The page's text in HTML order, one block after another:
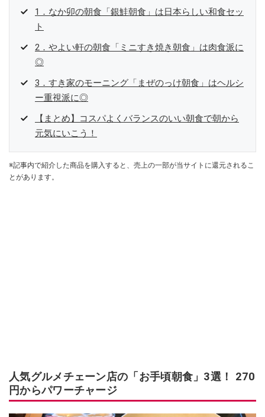
1．なか卯の朝食「銀鮭朝食」は日本らしい和食セッ
ト
2．やよい軒の朝食「ミニすき焼き朝食」は肉食派に
◎
3．すき家のモーニング「まぜのっけ朝食」はヘルシ
ー重視派に◎
【まとめ】コスパよくバランスのいい朝食で朝から
元気にいこう！
※記事内で紹介した商品を購入すると、売上の一部が当サイトに還元されるこ
とがあります。
人気グルメチェーン店の「お手頃朝食」3選！ 270
円からパワーチャージ